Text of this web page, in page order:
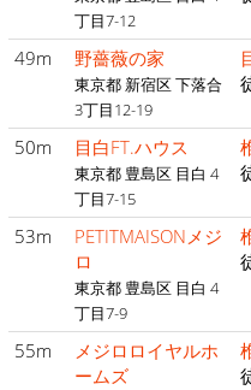
丁目7-12
49m 野薔薇の家
東京都 新宿区 下落合
3丁目12-19
50m 目白FT.ハウス
東京都 豊島区 目白 4
丁目7-15
53m
PETITMAISONメジ
ロ
東京都 豊島区 目白 4
丁目7-9
55m
メジロロイヤルホ
ームズ